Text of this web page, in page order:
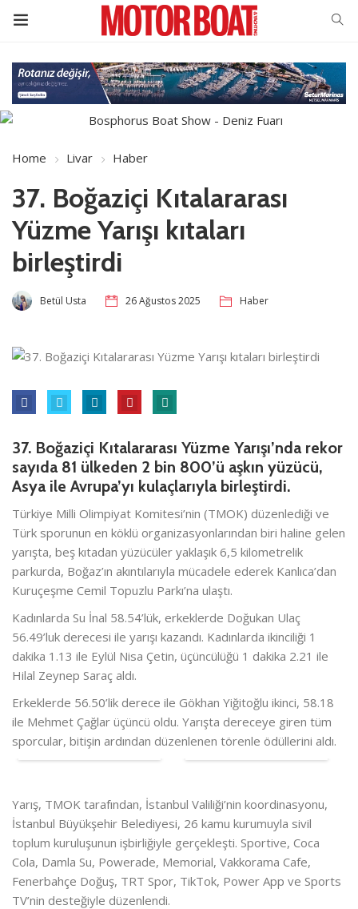
Home Livar Haber
37. Boğaziçi Kıtalararası
Yüzme Yarışı kıtaları
birleştirdi
Betül Usta 26 Ağustos 2025 Haber
37. Boğaziçi Kıtalararası Yüzme Yarışı’nda rekor
sayıda 81 ülkeden 2 bin 800’ü aşkın yüzücü,
Asya ile Avrupa’yı kulaçlarıyla birleştirdi.
Türkiye Milli Olimpiyat Komitesi’nin (TMOK) düzenlediği ve
Türk sporunun en köklü organizasyonlarından biri haline gelen
yarışta, beş kıtadan yüzücüler yaklaşık 6,5 kilometrelik
parkurda, Boğaz’ın akıntılarıyla mücadele ederek Kanlıca’dan
Kuruçeşme Cemil Topuzlu Parkı’na ulaştı.
Kadınlarda Su İnal 58.54’lük, erkeklerde Doğukan Ulaç
56.49’luk derecesi ile yarışı kazandı. Kadınlarda ikinciliği 1
dakika 1.13 ile Eylül Nisa Çetin, üçüncülüğü 1 dakika 2.21 ile
Hilal Zeynep Saraç aldı.
Erkeklerde 56.50’lik derece ile Gökhan Yiğitoğlu ikinci, 58.18
ile Mehmet Çağlar üçüncü oldu. Yarışta dereceye giren tüm
sporcular, bitişin ardından düzenlenen törenle ödüllerini aldı.
Yarış, TMOK tarafından, İstanbul Valiliği’nin koordinasyonu,
İstanbul Büyükşehir Belediyesi, 26 kamu kurumuyla sivil
toplum kuruluşunun işbirliğiyle gerçekleşti. Sportive, Coca
Cola, Damla Su, Powerade, Memorial, Vakkorama Cafe,
Fenerbahçe Doğuş, TRT Spor, TikTok, Power App ve Sports
TV’nin desteğiyle düzenlendi.